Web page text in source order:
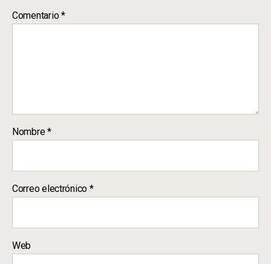
Comentario*
Nombre*
Correo electrónico *
Web